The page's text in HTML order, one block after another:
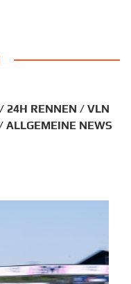
24H RENNEN / VLN
ALLGEMEINE NEWS